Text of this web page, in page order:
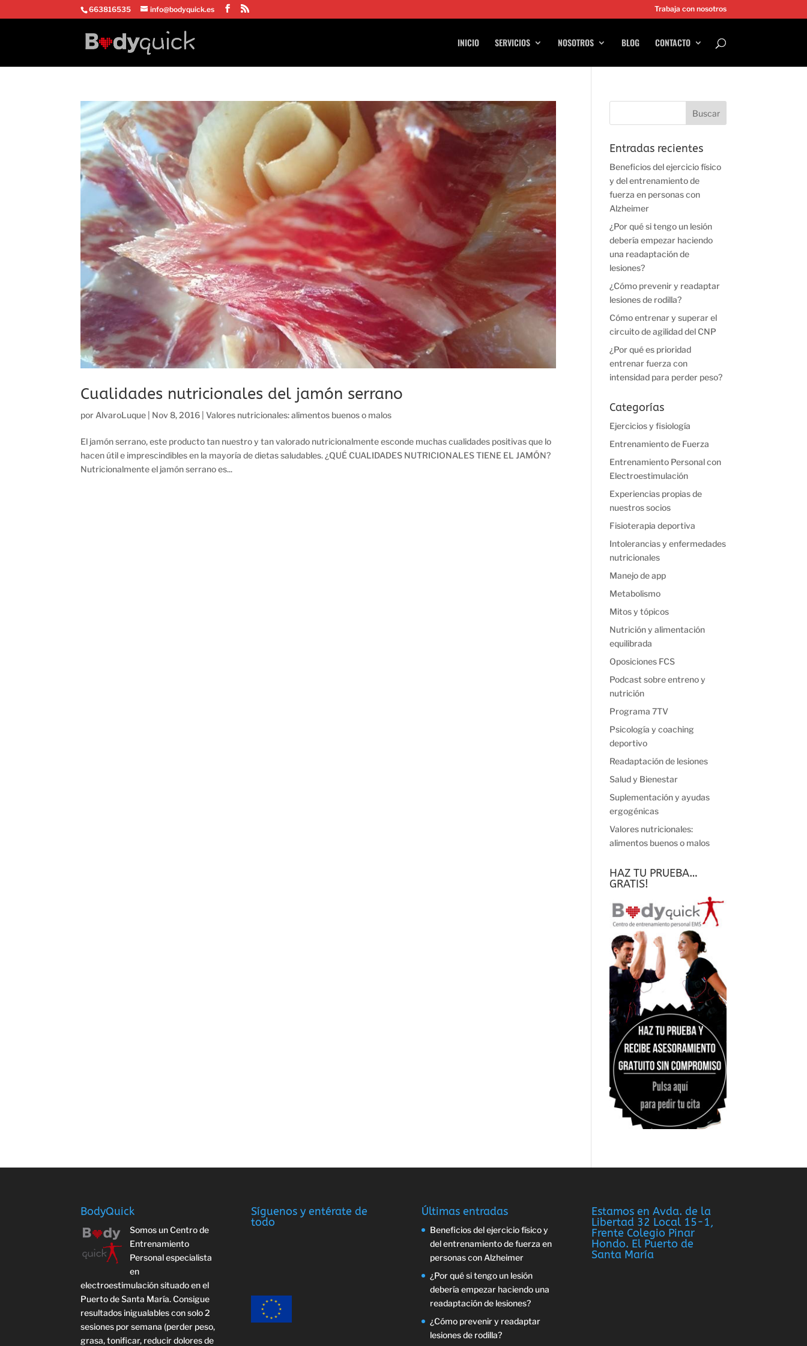
663816535 info@bodyquick.es Trabaja con nosotros
INICIO SERVICIOS NOSOTROS BLOG CONTACTO
Cualidades nutricionales del jamón serrano
por AlvaroLuque Nov 8, 2016 |Valores nutricionales: alimentos buenos o malos
El jamón serrano, este producto tan nuestro y tan valorado nutricionalmente esconde muchas cualidades positivas que lo
hacen útil e imprescindibles en la mayoría de dietas saludables. ¿QUÉ CUALIDADES NUTRICIONALES TIENE EL JAMÓN?
Nutricionalmente el jamón serrano es...
Entradas recientes
Beneficios del ejercicio físico
y del entrenamiento de
fuerza en personas con
Alzheimer
¿Por qué si tengo un lesión
debería empezar haciendo
una readaptación de
lesiones?
¿Cómo prevenir y readaptar
lesiones de rodilla?
Cómo entrenar y superar el
circuito de agilidad del CNP
¿Por qué es prioridad
entrenar fuerza con
intensidad para perder peso?
Categorías
Ejercicios y fisiología
Entrenamiento de Fuerza
Entrenamiento Personal con
Electroestimulación
Experiencias propias de
nuestros socios
Fisioterapia deportiva
Intolerancias y enfermedades
nutricionales
Manejo de app
Metabolismo
Mitos y tópicos
Nutrición y alimentación
equilibrada
Oposiciones FCS
Podcast sobre entreno y
nutrición
Programa 7TV
Psicología y coaching
deportivo
Readaptación de lesiones
Salud y Bienestar
Suplementación y ayudas
ergogénicas
Valores nutricionales:
alimentos buenos o malos
HAZ TU PRUEBA…
GRATIS!
BodyQuick
Somos un Centro de
Entrenamiento
Personal especialista
en
electroestimulación situado en el
Puerto de Santa María. Consigue
resultados inigualables con solo 2
sesiones por semana (perder peso,
grasa, tonificar, reducir dolores de
Síguenos y entérate de
todo
Últimas entradas
Beneficios del ejercicio físico y
del entrenamiento de fuerza en
personas con Alzheimer
¿Por qué si tengo un lesión
debería empezar haciendo una
readaptación de lesiones?
¿Cómo prevenir y readaptar
lesiones de rodilla?
Estamos en Avda. de la
Libertad 32 Local 15-1,
Frente Colegio Pinar
Hondo. El Puerto de
Santa María